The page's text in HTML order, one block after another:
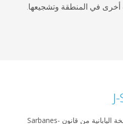
المنطقة وتشجيعها.
يمثل J-SOx الاسم المختصر للنسخة اليابانية من قانون Sarbanes-